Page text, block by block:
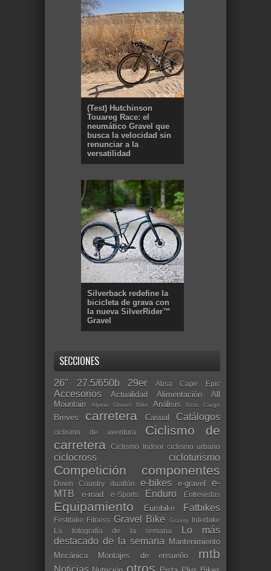
(Test) Hutchinson
Touareg Race: el
neumático Gravel que
busca la velocidad sin
renunciar a la
versatilidad
Silverback redefine la
bicicleta de grava con
la nueva SilverRider™
Gravel
SECCIONES
26" 27.5/650b 29er Absa Cape Epic
Accesorios Actualidad Alimentación
All
Mountain
Alpine Gravel Bike Análisis Bicis Cargo
Breves carretera Casual Catálogos
ciclismo de aventura
Ciclismo de
carretera
Ciclismo Indoor ciclismo urbano
ciclocross cicloturismo
Competición componentes
Down Country duatlón e-bikes e-gravel
e-
MTB
e-road e-Sports Enduro Entrevistas
Equipamiento Eurobike Fatbikes
Festibike Fitness Gravel Bike Gravity Interbike
La fotografía de la semana
Lo más
destacado de la semana
Mantenimiento
Mecánica
Montajes de ensueño mtb
otros